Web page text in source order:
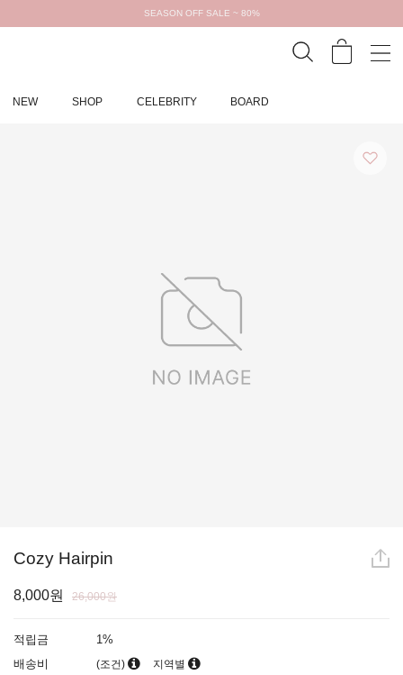
SEASON OFF SALE ~ 80%
NEW SHOP CELEBRITY BOARD
Cozy Hairpin
8,000원 26,000원
적립금
1%
배송비
(조건) 지역별